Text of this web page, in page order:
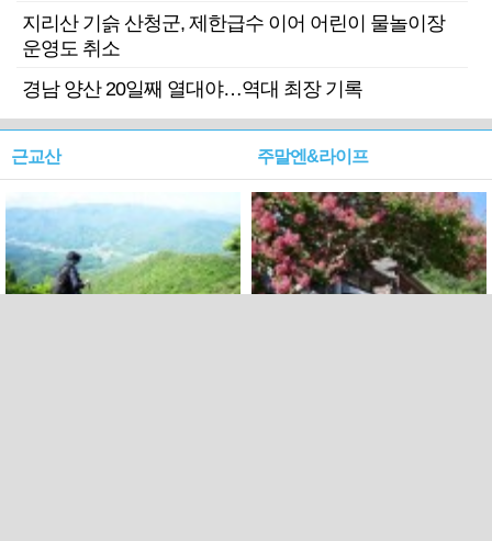
지리산 기슭 산청군, 제한급수 이어 어린이 물놀이장
운영도 취소
경남 양산 20일째 열대야…역대 최장 기록
근교산 주말엔&라이프